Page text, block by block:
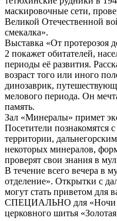
маскировочные сети,
Великой Отечественной
смекалка».
Выставка «От протерозоя
2 покажет обитателей,
периоды её развития.
возраст того или иного
динозаврик,
мелового периода. Он
память.
Зал «Минералы» примет
Посетители познакомятся
территории,
некоторых минералов,
проверят свои знания в
В течение всего вечера в
отделение». Открытки с
могут стать приветом для
СПЕЦИАЛЬНО для «Ночи
церковного шитья